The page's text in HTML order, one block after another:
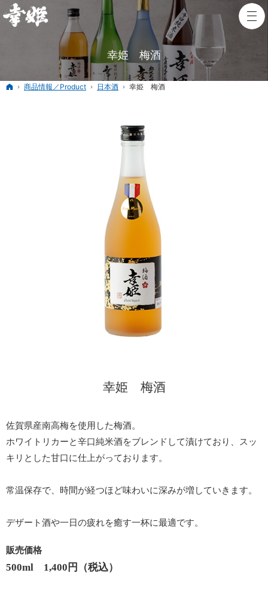
幸姫 梅酒
ホーム
商品情報／Product 日本酒 幸姫 梅酒
幸姫 梅酒
佐賀県産南高梅を使用した梅酒。
ホワイトリカーと辛口純米酒をブレンドして漬けており、スッ
キリとした甘口に仕上がっております。
常温保存で、時間が経つほど味わいに深みが増していきます。
デザート酒や一日の疲れを癒す一杯に最適です。
販売価格
500ml 1,400円（税込）